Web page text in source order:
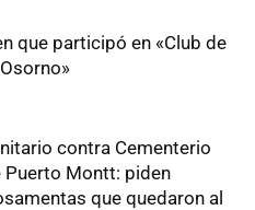
que participó en «Club de
contra Cementerio
Puerto Montt: piden
que quedaron al